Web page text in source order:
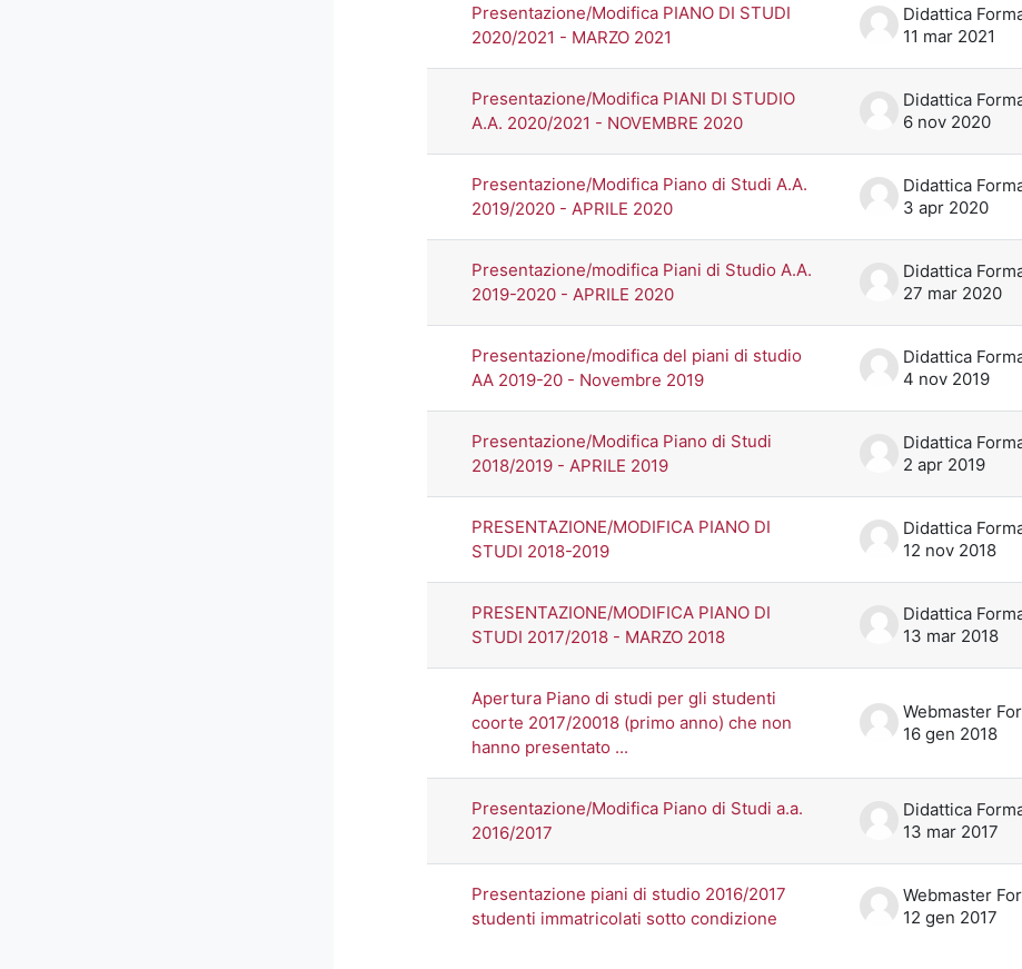
Presentazione/Modifica PIANO DI STUDI
2020/2021 - MARZO 2021
11 mar 2021
Presentazione/Modifica PIANI DI STUDIO
A.A. 2020/2021 - NOVEMBRE 2020
6 nov 2020
Presentazione/Modifica Piano di Studi A.A.
2019/2020 - APRILE 2020
3 apr 2020
Presentazione/modifica Piani di Studio A.A.
2019-2020 - APRILE 2020
27 mar 2020
Presentazione/modifica del piani di studio
AA 2019-20 - Novembre 2019
4 nov 2019
Presentazione/Modifica Piano di Studi
2018/2019 - APRILE 2019
2 apr 2019
PRESENTAZIONE/MODIFICA PIANO DI
STUDI 2018-2019
12 nov 2018
PRESENTAZIONE/MODIFICA PIANO DI
STUDI 2017/2018 - MARZO 2018
13 mar 2018
Apertura Piano di studi per gli studenti
coorte 2017/20018 (primo anno) che non
hanno presentato ...
16 gen 2018
Presentazione/Modifica Piano di Studi a.a.
2016/2017
13 mar 2017
Presentazione piani di studio 2016/2017
studenti immatricolati sotto condizione
12 gen 2017